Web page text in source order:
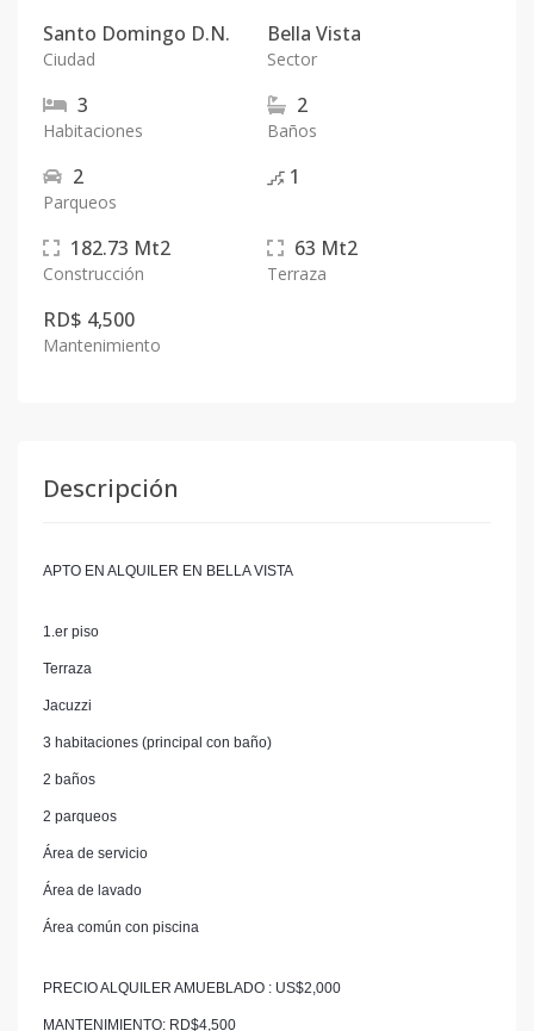
Santo Domingo D.N.
Ciudad
Bella Vista
Sector
3
Habitaciones
2
Baños
2
Parqueos
1
182.73 Mt2
Construcción
63 Mt2
Terraza
RD$ 4,500
Mantenimiento
Descripción
APTO EN ALQUILER EN BELLA VISTA
1.er piso
Terraza
Jacuzzi
3 habitaciones (principal con baño)
2 baños
2 parqueos
Área de servicio
Área de lavado
Área común con piscina
PRECIO ALQUILER AMUEBLADO : US$2,000
MANTENIMIENTO: RD$4,500